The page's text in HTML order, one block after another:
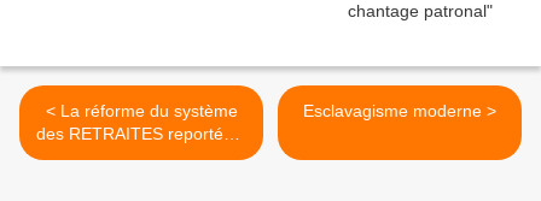
< La réforme du système
des RETRAITES reportée à
2020...ou après 2022...?
Esclavagisme moderne >